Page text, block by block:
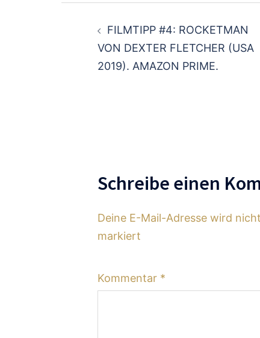
Beitragsnavigation
FILMTIPP #4: ROCKETMAN
VON DEXTER FLETCHER (USA
2019). AMAZON PRIME.
Schreibe einen
Deine E-Mail-Adresse wird
markiert
Kommentar *